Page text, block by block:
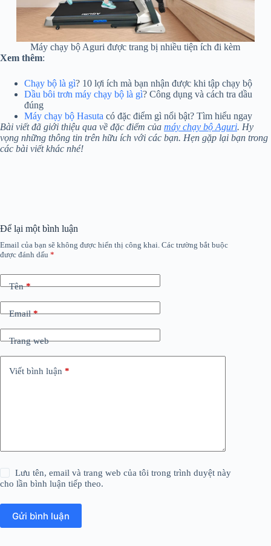
Máy chạy bộ Aguri được trang bị nhiều tiện ích đi kèm
Xem thêm:
Chạy bộ là gì? 10 lợi ích mà bạn nhận được khi tập chạy bộ
Dầu bôi trơn máy chạy bộ là gì? Công dụng và cách tra dầu
đúng
Máy chạy bộ Hasuta có đặc điểm gì nổi bật? Tìm hiểu ngay
Bài viết đã giới thiệu qua về đặc điểm của máy chạy bộ Aguri. Hy
vọng những thông tin trên hữu ích với các bạn. Hẹn gặp lại bạn trong
các bài viết khác nhé!
Để lại một bình luận
Email của bạn sẽ không được hiển thị công khai. Các trường bắt buộc
được đánh dấu *
Tên*
Email*
Trang web
Viết bình luận *
Lưu tên, email và trang web của tôi trong trình duyệt này
cho lần bình luận tiếp theo.
Gửi bình luận